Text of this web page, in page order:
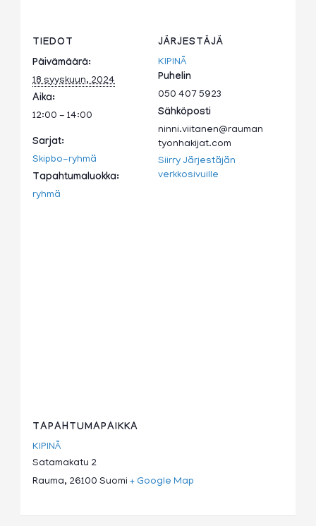
TIEDOT
Päivämäärä:
18 syyskuun, 2024
Aika:
12:00 - 14:00
Sarjat:
Skipbo-ryhmä
Tapahtumaluokka:
ryhmä
JÄRJESTÄJÄ
KIPINÄ
Puhelin
050 407 5923
Sähköposti
ninni.viitanen@rauman
tyonhakijat.com
Siirry Järjestäjän
verkkosivuille
TAPAHTUMAPAIKKA
KIPINÄ
Satamakatu 2
Rauma, 26100 Suomi + Google Map